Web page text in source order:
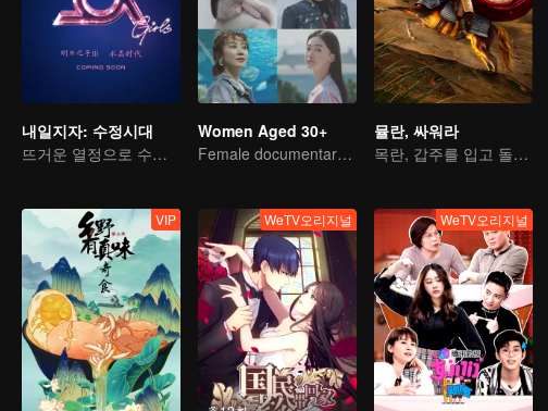
내일지자: 수정시대
뜨거운 열정으로 수정시대 오픈
Women Aged 30+
Female documentary talk show
뮬란, 싸워라
목란, 갑주를 입고 돌아와 사방을 제압하다
VIP WeTV오리지널 WeTV오리지널